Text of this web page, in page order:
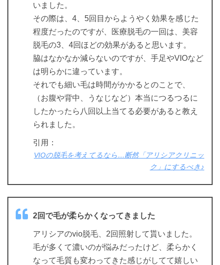
いました。
その際は、4、5回目からようやく効果を感じた
程度だったのですが、医療脱毛の一回は、美容
脱毛の3、4回ほどの効果があると思います。
脇はなかなか減らないのですが、手足やVIOなど
は明らかに違っています。
それでも細い毛は時間がかかるとのことで、
（お腹や背中、うなじなど）本当につるつるに
したかったら八回以上当てる必要があると教え
られました。
引用：
VIOの脱毛を考えてるなら…断然「アリシアクリニッ
ク」にするべき♪
2回で毛が柔らかくなってきました
アリシアのvio脱毛、2回照射して貰いました。
毛が多くて濃いのが悩みだったけど、柔らかく
なって毛質も変わってきた感じがしてて嬉しい